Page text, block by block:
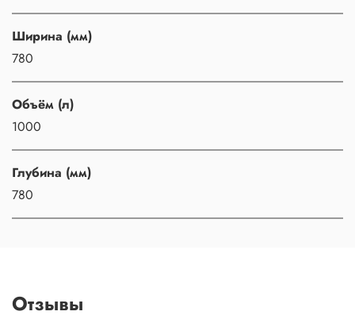
Ширина (мм)
780
Объём (л)
1000
Глубина (мм)
780
Отзывы